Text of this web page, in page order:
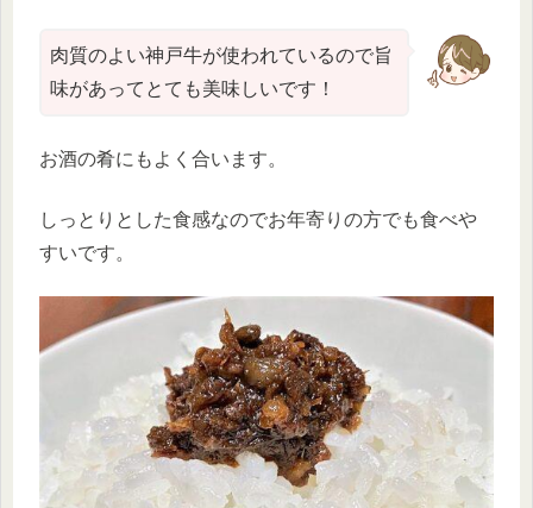
肉質のよい神戸牛が使われているので旨
味があってとても美味しいです！
お酒の肴にもよく合います。
しっとりとした食感なのでお年寄りの方でも食べや
すいです。